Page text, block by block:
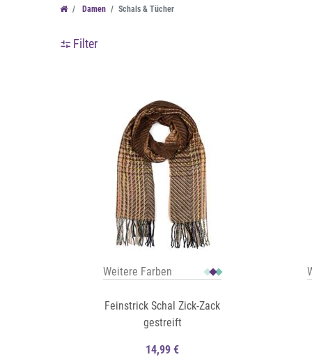
Damen Schals & Tücher
Filter
Weitere Farben
Feinstrick Schal Zick-Zack
gestreift
14,99 €